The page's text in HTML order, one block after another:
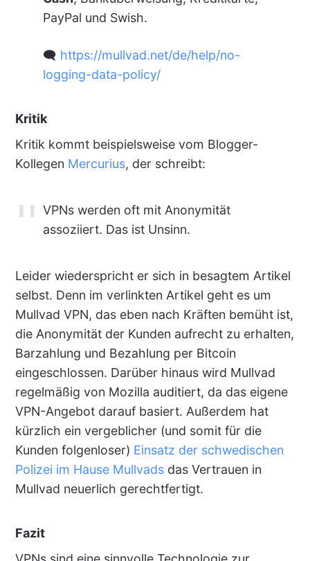
PayPal und Swish.
🗨 https://mullvad.net/de/help/no-
logging-data-policy/
Kritik
Kritik kommt beispielsweise vom Blogger-
Kollegen Mercurius, der schreibt:
VPNs werden oft mit Anonymität
assoziiert. Das ist Unsinn.
Leider wiederspricht er sich in besagtem Artikel
selbst. Denn im verlinkten Artikel geht es um
Mullvad VPN, das eben nach Kräften bemüht ist,
die Anonymität der Kunden aufrecht zu erhalten,
Barzahlung und Bezahlung per Bitcoin
eingeschlossen. Darüber hinaus wird Mullvad
regelmäßig von Mozilla auditiert, da das eigene
VPN-Angebot darauf basiert. Außerdem hat
kürzlich ein vergeblicher (und somit für die
Kunden folgenloser) Einsatz der schwedischen
Polizei im Hause Mullvadsdas Vertrauen in
Mullvad neuerlich gerechtfertigt.
Fazit